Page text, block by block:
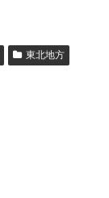
東北地方